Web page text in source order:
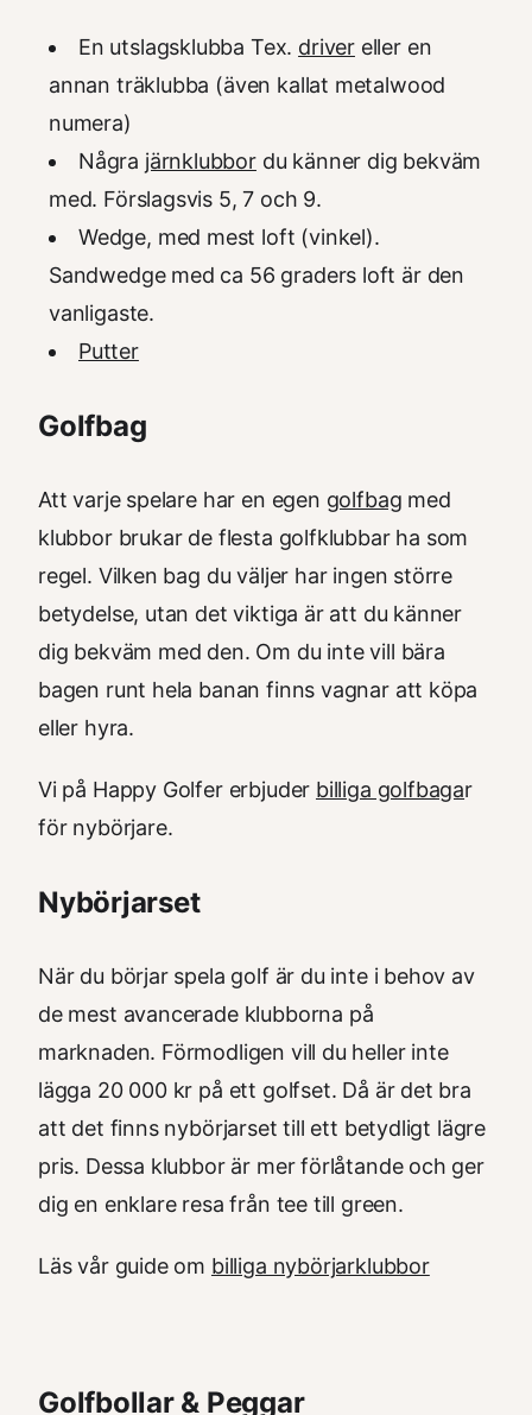
En utslagsklubba Tex. drivereller en
annan träklubba (även kallat metalwood
numera)
Några järnklubbordu känner dig bekväm
med. Förslagsvis 5, 7 och 9.
Wedge, med mest loft (vinkel).
Sandwedge med ca 56 graders loft är den
vanligaste.
Putter
Golfbag
Att varje spelare har en egen golfbag med
klubbor brukar de flesta golfklubbar ha som
regel. Vilken bag du väljer har ingen större
betydelse, utan det viktiga är att du känner
dig bekväm med den. Om du inte vill bära
bagen runt hela banan finns vagnar att köpa
eller hyra.
Vi på Happy Golfer erbjuder billiga golfbagar
för nybörjare.
Nybörjarset
När du börjar spela golf är du inte i behov av
de mest avancerade klubborna på
marknaden. Förmodligen vill du heller inte
lägga 20 000 kr på ett golfset. Då är det bra
att det finns nybörjarset till ett betydligt lägre
pris. Dessa klubbor är mer förlåtande och ger
dig en enklare resa från tee till green.
Läs vår guide om billiga nybörjarklubbor
Golfbollar & Peggar